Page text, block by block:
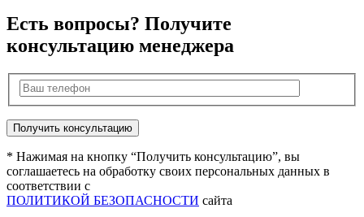
Есть вопросы? Получите
консультацию менеджера
* Нажимая на кнопку “Получить консультацию”, вы
соглашаетесь на обработку своих персональных данных в
соответствии с
ПОЛИТИКОЙ БЕЗОПАСНОСТИ сайта